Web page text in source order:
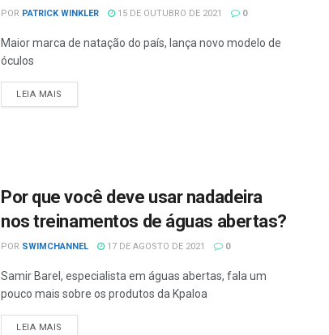
POR PATRICK WINKLER 15 DE OUTUBRO DE 2021 0
Maior marca de natação do país, lança novo modelo de
óculos
LEIA MAIS
Por que você deve usar nadadeira
nos treinamentos de águas abertas?
POR SWIMCHANNEL 17 DE AGOSTO DE 2021 0
Samir Barel, especialista em águas abertas, fala um
pouco mais sobre os produtos da Kpaloa
LEIA MAIS